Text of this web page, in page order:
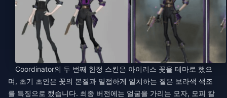
Coordinator의 두 번째 한정 스킨은 아이리스 꽃을 테마로 했으
며, 초기 초안은 꽃의 본질과 밀접하게 일치하는 짙은 보라색 색조
를 특징으로 했습니다. 최종 버전에는 얼굴을 가리는 모자, 모피 칼